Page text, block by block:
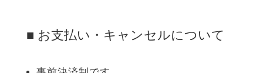
■ お支払い・キャンセルについて